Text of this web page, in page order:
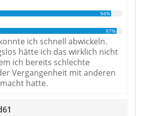
94%
97%
ich schnell abwickeln.
hätte ich das wirklich nicht
ich bereits schlechte
Vergangenheit mit anderen
hatte.